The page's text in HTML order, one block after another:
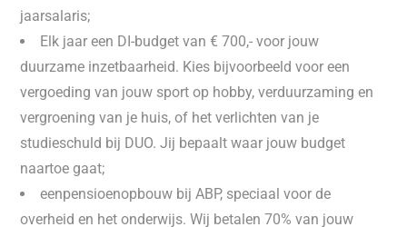
jaarsalaris;
Elk jaar een DI-budget van € 700,- voor jouw
duurzame inzetbaarheid. Kies bijvoorbeeld voor een
vergoeding van jouw sport op hobby, verduurzaming en
vergroening van je huis, of het verlichten van je
studieschuld bij DUO. Jij bepaalt waar jouw budget
naartoe gaat;
eenpensioenopbouw bij ABP, speciaal voor de
overheid en het onderwijs. Wij betalen 70% van jouw